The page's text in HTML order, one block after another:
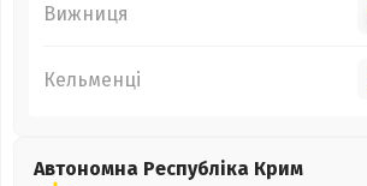
Вижниця
Кельменці
Автономна Республіка Крим